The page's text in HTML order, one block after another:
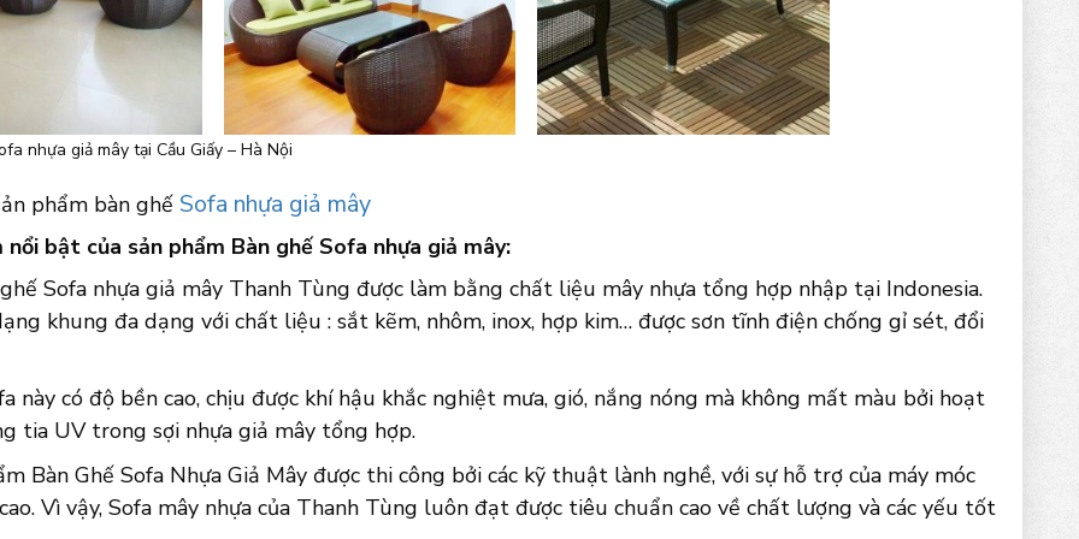
nhựa giả mây tại Cầu Giấy – Hà Nội
phẩm bàn ghế Sofa nhựa giả mây
bật của sản phẩm Bàn ghế Sofa nhựa giả mây:
Sofa nhựa giả mây Thanh Tùng được làm bằng chất liệu mây nhựa tổng hợp nhập tại Indonesia.
khung đa dạng với chất liệu : sắt kẽm, nhôm, inox, hợp kim… được sơn tĩnh điện chống gỉ sét, đổi
này có độ bền cao, chịu được khí hậu khắc nghiệt mưa, gió, nắng nóng mà không mất màu bởi hoạt
tia UV trong sợi nhựa giả mây tổng hợp.
Bàn Ghế Sofa Nhựa Giả Mây được thi công bởi các kỹ thuật lành nghề, với sự hỗ trợ của máy móc
Vì vậy, Sofa mây nhựa của Thanh Tùng luôn đạt được tiêu chuẩn cao về chất lượng và các yếu tốt